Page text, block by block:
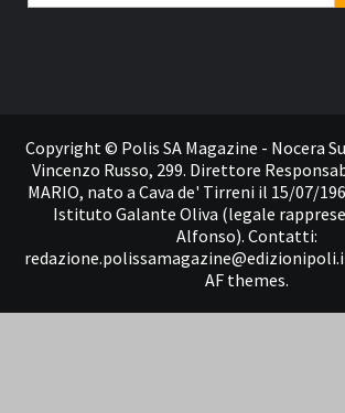
Copyright © Polis SA Magazine - Nocera
Vincenzo Russo, 299. Direttore
MARIO, nato a Cava de' Tirreni il 15/07/
Istituto Galante Oliva (legale
Alfonso). Contatti:
AF themes.